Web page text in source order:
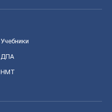
Учебники
ДПА
НМТ